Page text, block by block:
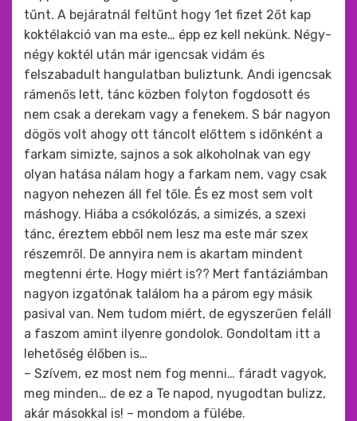
tűnt. A bejáratnál feltűnt hogy 1et fizet 2őt kap
koktélakció van ma este… épp ez kell nekünk. Négy-
négy koktél után már igencsak vidám és
felszabadult hangulatban buliztunk. Andi igencsak
rámenős lett, tánc közben folyton fogdosott és
nem csak a derekam vagy a fenekem. S bár nagyon
dögös volt ahogy ott táncolt előttem s időnként a
farkam simizte, sajnos a sok alkoholnak van egy
olyan hatása nálam hogy a farkam nem, vagy csak
nagyon nehezen áll fel tőle. És ez most sem volt
máshogy. Hiába a csókolózás, a simizés, a szexi
tánc, éreztem ebből nem lesz ma este már szex
részemről. De annyira nem is akartam mindent
megtenni érte. Hogy miért is?? Mert fantáziámban
nagyon izgatónak találom ha a párom egy másik
pasival van. Nem tudom miért, de egyszerűen feláll
a faszom amint ilyenre gondolok. Gondoltam itt a
lehetőség élőben is…
– Szívem, ez most nem fog menni… fáradt vagyok,
meg minden… de ez a Te napod, nyugodtan bulizz,
akár másokkal is! – mondom a fülébe.